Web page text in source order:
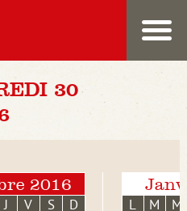
30
2016
J V S D L M M